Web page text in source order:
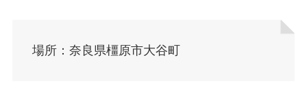
場所：奈良県橿原市大谷町